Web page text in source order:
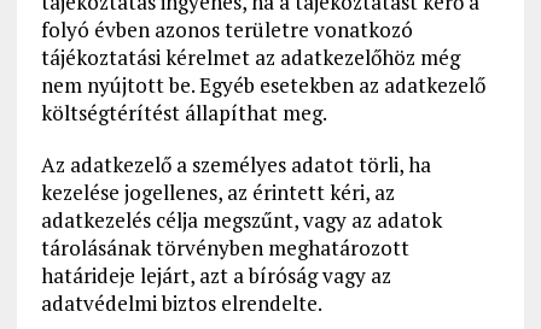
folyó évben azonos területre vonatkozó
tájékoztatási kérelmet az adatkezelőhöz még
nem nyújtott be. Egyéb esetekben az adatkezelő
költségtérítést állapíthat meg.
Az adatkezelő a személyes adatot törli, ha
kezelése jogellenes, az érintett kéri, az
adatkezelés célja megszűnt, vagy az adatok
tárolásának törvényben meghatározott
határideje lejárt, azt a bíróság vagy az
adatvédelmi biztos elrendelte.